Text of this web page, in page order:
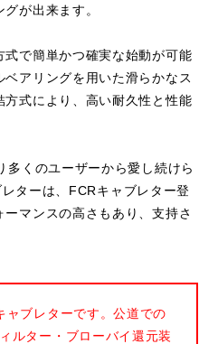
が出来ます。
で簡単かつ確実な始動が可能
アリングを用いた滑らかなス
方式により、高い耐久性と性能
多くのユーザーから愛し続けら
ターは、FCRキャブレター登
マンスの高さもあり、支持さ
ャブレターです。公道での
ルター・ブローバイ還元装